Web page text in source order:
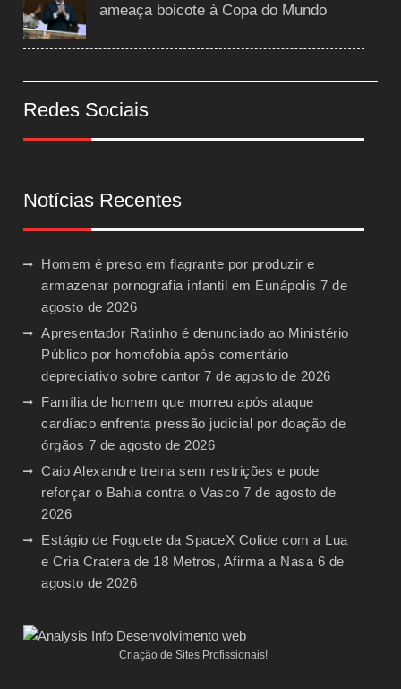
ameaça boicote à Copa do Mundo
Redes Sociais
Notícias Recentes
Homem é preso em flagrante por produzir e
armazenar pornografia infantil em Eunápolis 7 de
agosto de 2026
Apresentador Ratinho é denunciado ao Ministério
Público por homofobia após comentário
depreciativo sobre cantor 7 de agosto de 2026
Família de homem que morreu após ataque
cardíaco enfrenta pressão judicial por doação de
órgãos 7 de agosto de 2026
Caio Alexandre treina sem restrições e pode
reforçar o Bahia contra o Vasco 7 de agosto de
2026
Estágio de Foguete da SpaceX Colide com a Lua
e Cria Cratera de 18 Metros, Afirma a Nasa 6 de
agosto de 2026
Criação de Sites Profissionais!